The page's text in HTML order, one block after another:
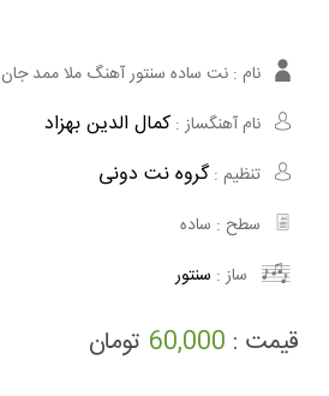
نام : نت ساده سنتور آهنگ ملا ممد جان
نام آهنگساز : کمال الدین بهزاد
تنظیم :گروه نت دونی
سطح : ساده
ساز : سنتور
قیمت : 60,000 تومان